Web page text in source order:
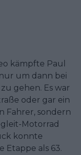
kämpfte Paul
um dann bei
gehen. Es war
oder gar ein
Fahrer, sondern
Motorrad
konnte
Etappe als 63.